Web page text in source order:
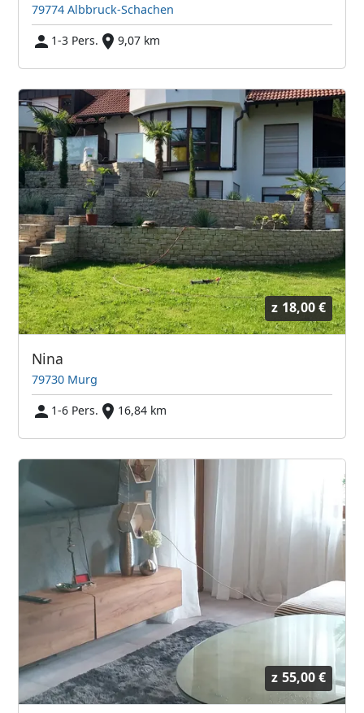
79774 Albbruck-Schachen
1-3 Pers.
9,07 km
z 18,00 €
Nina
79730 Murg
1-6 Pers.
16,84 km
z 55,00 €